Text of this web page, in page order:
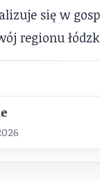
się w
regionu